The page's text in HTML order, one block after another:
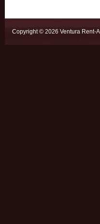
Copyright © 2026 Ventura Rent-